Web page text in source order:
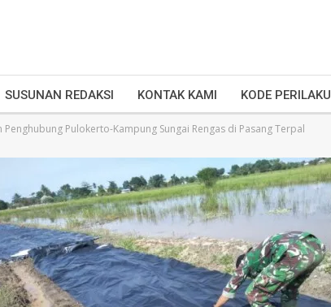
SUSUNAN REDAKSI KONTAK KAMI KODE PERILAKU
Penghubung Pulokerto-Kampung Sungai Rengas di Pasang Terpal